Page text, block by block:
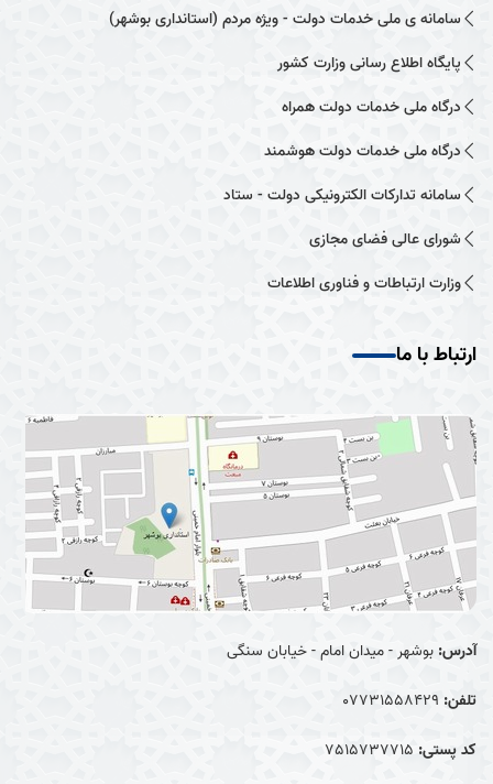
سامانه ی ملی خدمات دولت - ویژه مردم (استانداری بوشهر)
پایگاه اطلاع رسانی وزارت کشور
درگاه ملی خدمات دولت همراه
درگاه ملی خدمات دولت هوشمند
سامانه تدارکات الکترونیکی دولت - ستاد
شورای عالی فضای مجازی
وزارت ارتباطات و فناوری اطلاعات
ارتباط با ما
آدرس: بوشهر - میدان امام - خیابان سنگی
تلفن: 07731558429
کد پستی: 7515737715